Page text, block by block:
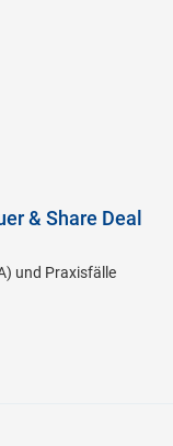
& Share Deal
und Praxisfälle